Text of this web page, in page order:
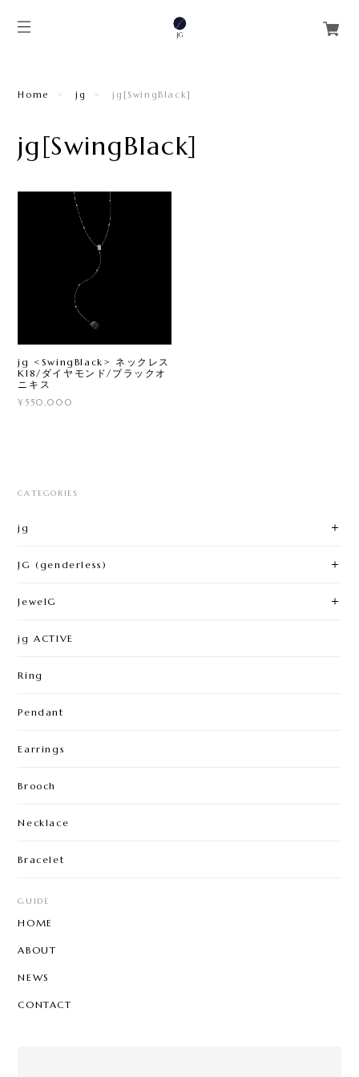
Home jg jg[SwingBlack]
jg[SwingBlack]
jg <SwingBlack> ネックレス
K18/ダイヤモンド/ブラックオ
ニキス
¥550,000
CATEGORIES
jg
JG (genderless)
JewelG
jg ACTIVE
Ring
Pendant
Earrings
Brooch
Necklace
Bracelet
GUIDE
HOME
ABOUT
NEWS
CONTACT